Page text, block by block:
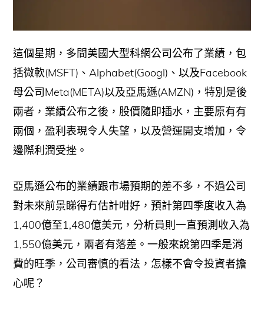
這個星期，多間美國大型科網公司公布了業績，包
括微軟(MSFT)、Alphabet(Googl)、以及Facebook
母公司Meta(META)以及亞馬遜(AMZN)，特別是後
兩者，業績公布之後，股價隨即插水，主要原有有
兩個，盈利表現令人失望，以及營運開支增加，令
邊際利潤受挫。
亞馬遜公布的業績跟市場預期的差不多，不過公司
對未來前景睇得冇估計咁好，預計第四季度收入為
1,400億至1,480億美元，分析員則一直預測收入為
1,550億美元，兩者有落差。一般來說第四季是消
費的旺季，公司審慎的看法，怎樣不會令投資者擔
心呢？